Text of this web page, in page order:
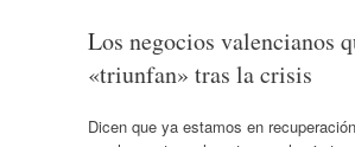
Los negocios valencianos
«triunfan» tras la crisis
Dicen que ya estamos en